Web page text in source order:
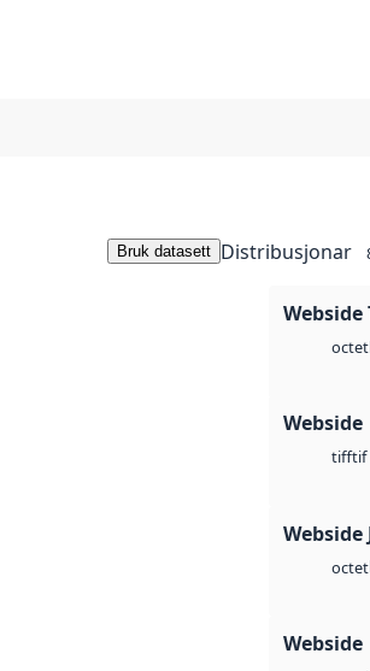
Bruk datasett Distribusjonar
Webside
octet
Webside
tifftif
Webside
octet
Webside